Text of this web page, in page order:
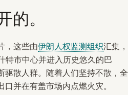
。
，这些由伊朗人权监测组织汇集，
特市中心并进入历史悠久的巴
驱散人群。随着人们坚持不散，全
并在有盖市场内点燃火灾。